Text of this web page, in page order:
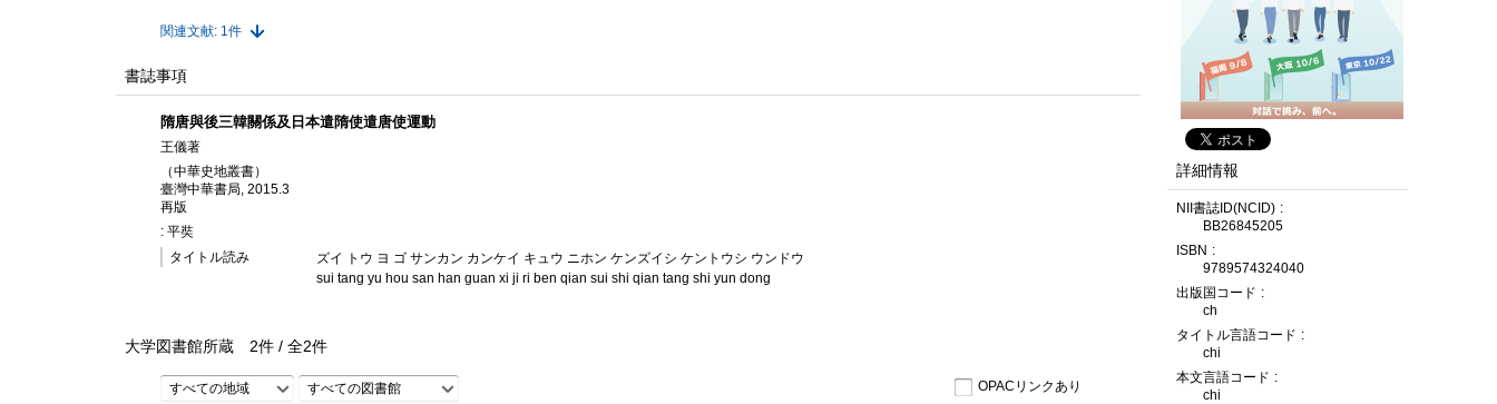
関連文献: 1件
書誌事項
隋唐與後三韓關係及日本遣隋使遣唐使運動
王儀著
（中華史地叢書）
臺灣中華書局, 2015.3
再版
: 平奘
タイトル読み
ズイ トウ ヨ ゴ サンカン カンケイ キュウ ニホン ケンズイシ ケントウシ ウンドウ
sui tang yu hou san han guan xi ji ri ben qian sui shi qian tang shi yun dong
大学図書館所蔵 2件 / 全2件
すべての地域 すべての図書館 OPACリンクあり
詳細情報
NII書誌ID(NCID)
BB26845205
ISBN
9789574324040
出版国コード
ch
タイトル言語コード
chi
本文言語コード
chi